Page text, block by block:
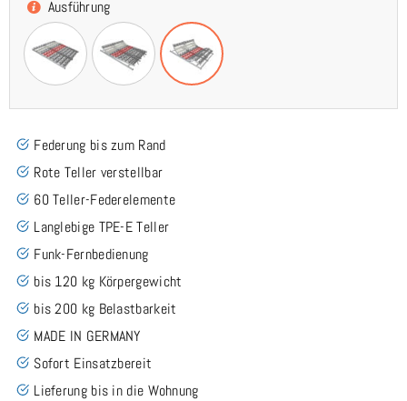
Ausführung
Federung bis zum Rand
Rote Teller verstellbar
60 Teller-Federelemente
Langlebige TPE-E Teller
Funk-Fernbedienung
bis 120 kg Körpergewicht
bis 200 kg Belastbarkeit
MADE IN GERMANY
Sofort Einsatzbereit
Lieferung bis in die Wohnung